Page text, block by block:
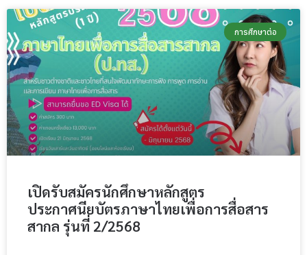
การศึกษาต่อ
เปิดรับสมัครนักศึกษาหลักสูตร
ประกาศนียบัตรภาษาไทยเพื่อการสื่อสาร
สากล รุ่นที่ 2/2568